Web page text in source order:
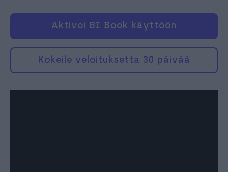
Aktivoi BI Book käyttöön
Kokeile veloituksetta 30 päivää